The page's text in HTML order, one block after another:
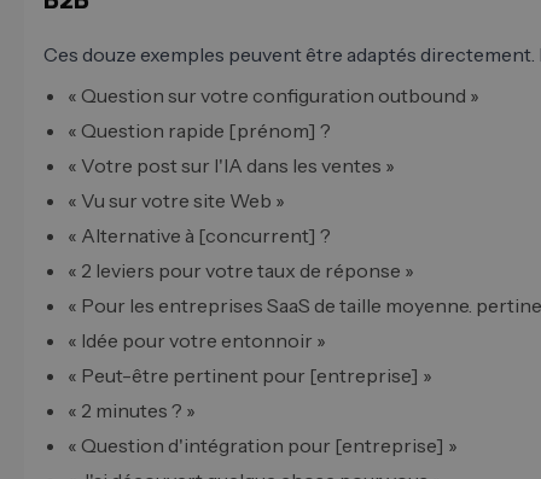
Ces douze exemples peuvent être adaptés directement.
« Question sur votre configuration outbound »
« Question rapide [prénom] ?
« Votre post sur l'IA dans les ventes »
« Vu sur votre site Web »
« Alternative à [concurrent] ?
« 2 leviers pour votre taux de réponse »
« Pour les entreprises SaaS de taille moyenne.
« Idée pour votre entonnoir »
« Peut-être pertinent pour [entreprise] »
« 2 minutes ? »
« Question d'intégration pour [entreprise] »